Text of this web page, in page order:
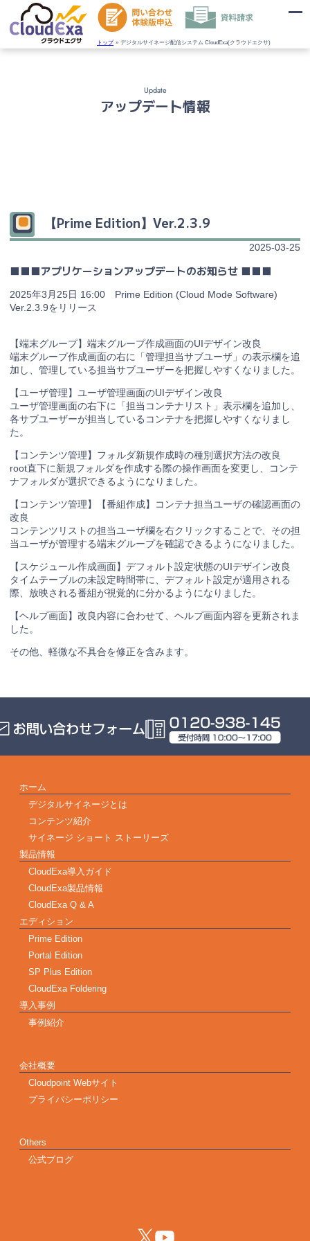
トップ デジタルサイネージ配信システム CloudExa(クラウドエクサ)
Update
アップデート情報
【Prime Edition】Ver.2.3.9
2025-03-25
■■■アプリケーションアップデートのお知らせ ■■■
2025年3月25日 16:00 Prime Edition (Cloud Mode Software)
Ver.2.3.9をリリース
【端末グループ】端末グループ作成画面のUIデザイン改良
端末グループ作成画面の右に「管理担当サブユーザ」の表示欄を追
加し、管理している担当サブユーザーを把握しやすくなりました。
【ユーザ管理】ユーザ管理画面のUIデザイン改良
ユーザ管理画面の右下に「担当コンテナリスト」表示欄を追加し、
各サブユーザーが担当しているコンテナを把握しやすくなりまし
た。
【コンテンツ管理】フォルダ新規作成時の種別選択方法の改良
root直下に新規フォルダを作成する際の操作画面を変更し、コンテ
ナフォルダが選択できるようになりました。
【コンテンツ管理】【番組作成】コンテナ担当ユーザの確認画面の
改良
コンテンツリストの担当ユーザ欄を右クリックすることで、その担
当ユーザが管理する端末グループを確認できるようになりました。
【スケジュール作成画面】デフォルト設定状態のUIデザイン改良
タイムテーブルの未設定時間帯に、デフォルト設定が適用される
際、放映される番組が視覚的に分かるようになりました。
【ヘルプ画面】改良内容に合わせて、ヘルプ画面内容を更新されま
した。
その他、軽微な不具合を修正を含みます。
ホーム
デジタルサイネージとは
コンテンツ紹介
サイネージ ショート ストーリーズ
製品情報
CloudExa導入ガイド
CloudExa製品情報
CloudExa Q & A
エディション
Prime Edition
Portal Edition
SP Plus Edition
CloudExa Foldering
導入事例
事例紹介
会社概要
Cloudpoint Webサイト
プライバシーポリシー
Others
公式ブログ